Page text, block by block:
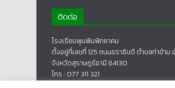
ติดต่อ
โรงเรียนพุนพินพิทยาคม
ตั้งอยู่ที่เลขที่ 125 ถนนธราธิบดี ตำบลท่าข้าม
จังหวัดสุราษฎร์ธานี 84130
โทร : 077 311 321